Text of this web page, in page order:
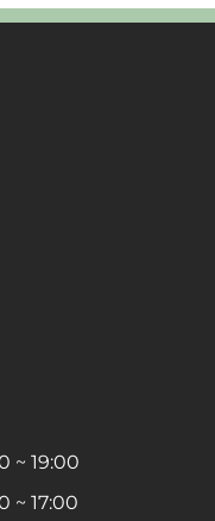
~ 19:00
~ 17:00